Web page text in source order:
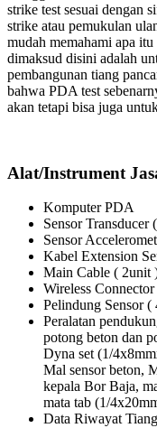
strike test sesuai dengan
strike atau pemukulan
mudah memahami apa
dimaksud disini adalah
pembangunan tiang
bahwa PDA test
akan tetapi bisa juga
Alat/Instrument
Komputer PDA
Sensor Transducer
Sensor
Kabel Extension
Main Cable ( 2unit
Wireless Connector
Pelindung Sensor (
Peralatan
potong beton dan
Dyna set (1/
Mal sensor beton,
kepala Bor Baja,
mata tab (1/
Data Riwayat